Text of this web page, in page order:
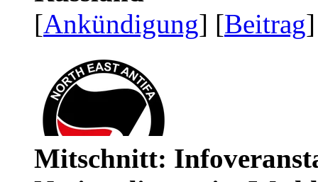
[Ankündigung] [Beitrag
Mitschnitt: